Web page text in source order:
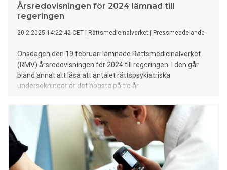
Årsredovisningen för 2024 lämnad till
regeringen
20.2.2025 14:22:42 CET Rättsmedicinalverket Pressmeddelande
Onsdagen den 19 februari lämnade Rättsmedicinalverket
(RMV) årsredovisningen för 2024 till regeringen. I den går
bland annat att läsa att antalet rättspsykiatriska
undersökningar är det högsta på tio år.